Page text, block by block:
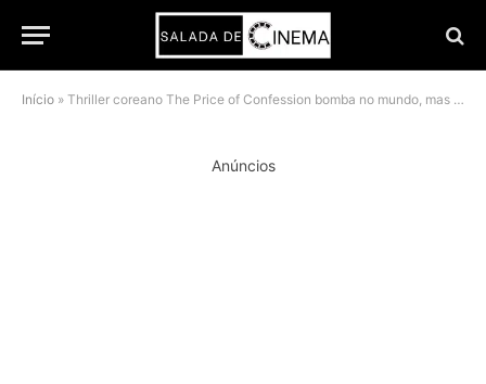
Início » Thriller coreano The Price of Confession bomba no mundo, mas ainda não conquista os EUA
Anúncios